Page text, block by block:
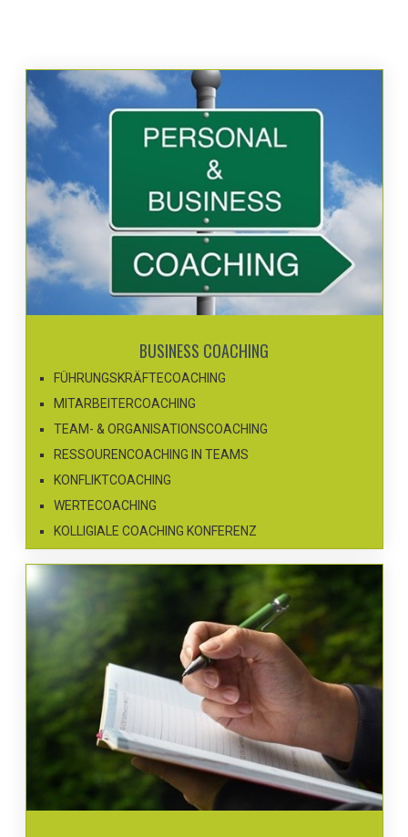
BUSINESS COACHING
FÜHRUNGSKRÄFTECOACHING
MITARBEITERCOACHING
TEAM- & ORGANISATIONSCOACHING
RESSOURENCOACHING IN TEAMS
KONFLIKTCOACHING
WERTECOACHING
KOLLIGIALE COACHING KONFERENZ